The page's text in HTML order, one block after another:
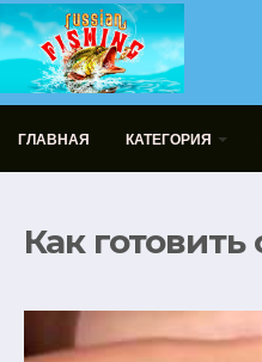
ГЛАВНАЯ КАТЕГОРИЯ
Как готовить